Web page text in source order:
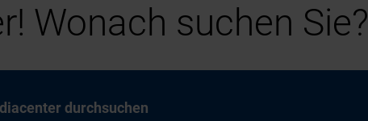
Wonach suchen Sie?
durchsuchen